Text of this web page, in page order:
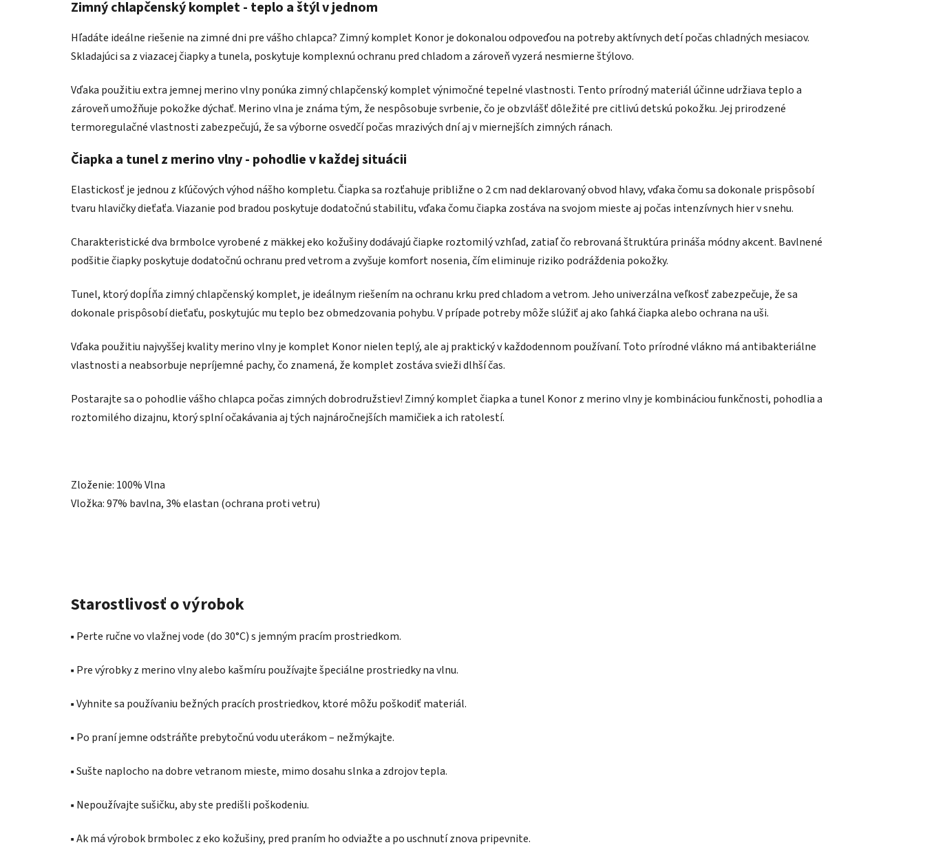
Zimný chlapčenský komplet - teplo a štýl v jednom
Hľadáte ideálne riešenie na zimné dni pre vášho chlapca? Zimný komplet Konor je dokonalou odpoveďou na potreby aktívnych detí počas chladných mesiacov.
Skladajúci sa z viazacej čiapky a tunela, poskytuje komplexnú ochranu pred chladom a zároveň vyzerá nesmierne štýlovo.
Vďaka použitiu extra jemnej merino vlny ponúka zimný chlapčenský komplet výnimočné tepelné vlastnosti. Tento prírodný materiál účinne udržiava teplo a
zároveň umožňuje pokožke dýchať. Merino vlna je známa tým, že nespôsobuje svrbenie, čo je obzvlášť dôležité pre citlivú detskú pokožku. Jej prirodzené
termoregulačné vlastnosti zabezpečujú, že sa výborne osvedčí počas mrazivých dní aj v miernejších zimných ránach.
Čiapka a tunel z merino vlny - pohodlie v každej situácii
Elastickosť je jednou z kľúčových výhod nášho kompletu. Čiapka sa rozťahuje približne o 2 cm nad deklarovaný obvod hlavy, vďaka čomu sa dokonale prispôsobí
tvaru hlavičky dieťaťa. Viazanie pod bradou poskytuje dodatočnú stabilitu, vďaka čomu čiapka zostáva na svojom mieste aj počas intenzívnych hier v snehu.
Charakteristické dva brmbolce vyrobené z mäkkej eko kožušiny dodávajú čiapke roztomilý vzhľad, zatiaľ čo rebrovaná štruktúra prináša módny akcent. Bavlnené
podšitie čiapky poskytuje dodatočnú ochranu pred vetrom a zvyšuje komfort nosenia, čím eliminuje riziko podráždenia pokožky.
Tunel, ktorý dopĺňa zimný chlapčenský komplet, je ideálnym riešením na ochranu krku pred chladom a vetrom. Jeho univerzálna veľkosť zabezpečuje, že sa
dokonale prispôsobí dieťaťu, poskytujúc mu teplo bez obmedzovania pohybu. V prípade potreby môže slúžiť aj ako ľahká čiapka alebo ochrana na uši.
Vďaka použitiu najvyššej kvality merino vlny je komplet Konor nielen teplý, ale aj praktický v každodennom používaní. Toto prírodné vlákno má antibakteriálne
vlastnosti a neabsorbuje nepríjemné pachy, čo znamená, že komplet zostáva svieži dlhší čas.
Postarajte sa o pohodlie vášho chlapca počas zimných dobrodružstiev! Zimný komplet čiapka a tunel Konor z merino vlny je kombináciou funkčnosti, pohodlia a
roztomilého dizajnu, ktorý splní očakávania aj tých najnáročnejších mamičiek a ich ratolestí.
Zloženie: 100% Vlna
Vložka: 97% bavlna, 3% elastan (ochrana proti vetru)
Starostlivosť o výrobok
▪️ Perte ručne vo vlažnej vode (do 30°C) s jemným pracím prostriedkom.
▪️ Pre výrobky z merino vlny alebo kašmíru používajte špeciálne prostriedky na vlnu.
▪️ Vyhnite sa používaniu bežných pracích prostriedkov, ktoré môžu poškodiť materiál.
▪️ Po praní jemne odstráňte prebytočnú vodu uterákom – nežmýkajte.
▪️ Sušte naplocho na dobre vetranom mieste, mimo dosahu slnka a zdrojov tepla.
▪️ Nepoužívajte sušičku, aby ste predišli poškodeniu.
▪️ Ak má výrobok brmbolec z eko kožušiny, pred praním ho odviažte a po uschnutí znova pripevnite.